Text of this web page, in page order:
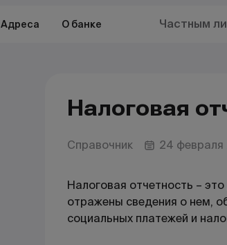
Адреса О банке Частным
Налоговая
Справочник 24 февраля
Налоговая отчетность –
отражены сведения о нем,
социальных платежей и